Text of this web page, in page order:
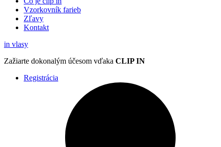
Vzorkovník farieb
Zľavy
Kontakt
in vlasy
Zažiarte dokonalým účesom vďaka CLIP IN
Registrácia